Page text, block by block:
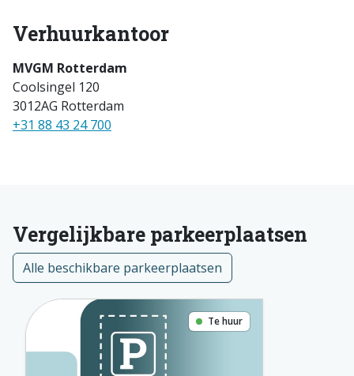
Verhuurkantoor
MVGM Rotterdam
Coolsingel 120
3012AG Rotterdam
+31 88 43 24 700
Vergelijkbare parkeerplaatsen
Alle beschikbare parkeerplaatsen
Te huur